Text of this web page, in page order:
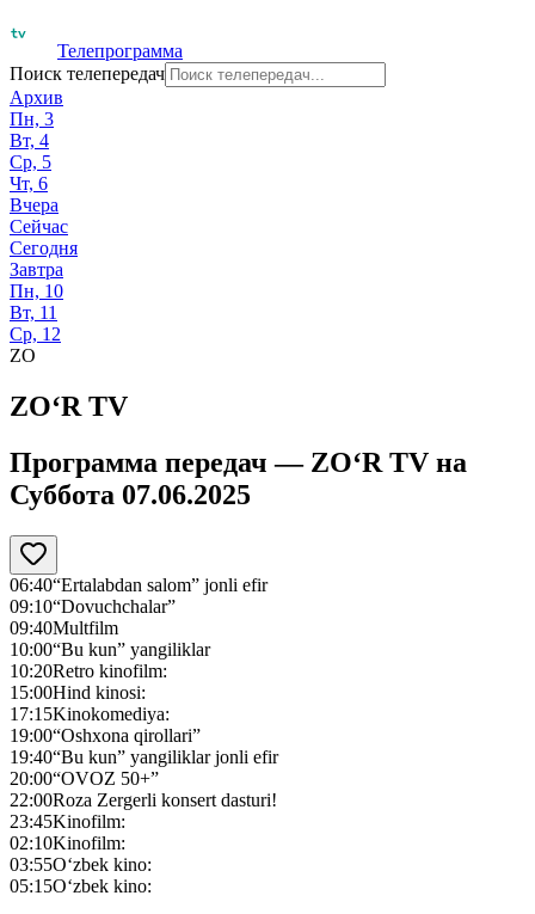
Телепрограмма
Поиск телепередач
Архив
Пн, 3
Вт, 4
Ср, 5
Чт, 6
Вчера
Сейчас
Сегодня
Завтра
Пн, 10
Вт, 11
Ср, 12
ZO
ZO‘R TV
Программа передач — ZO‘R TV на
Суббота 07.06.2025
06:40“Ertalabdan salom” jonli efir
09:10“Dovuchchalar”
09:40Multfilm
10:00“Bu kun” yangiliklar
10:20Retro kinofilm:
15:00Hind kinosi:
17:15Kinokomediya:
19:00“Oshxona qirollari”
19:40“Bu kun” yangiliklar jonli efir
20:00“OVOZ 50+”
22:00Roza Zergerli konsert dasturi!
23:45Kinofilm:
02:10Kinofilm:
03:55O‘zbek kino:
05:15O‘zbek kino: